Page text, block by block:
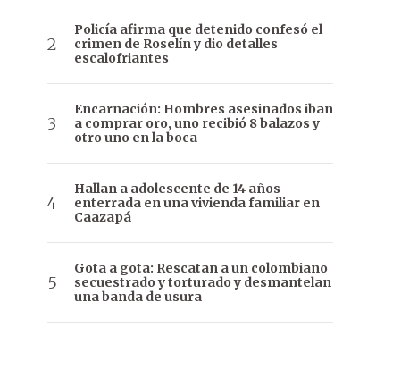
Policía afirma que detenido confesó el
crimen de Roselín y dio detalles
escalofriantes
Encarnación: Hombres asesinados iban
a comprar oro, uno recibió 8 balazos y
otro uno en la boca
Hallan a adolescente de 14 años
enterrada en una vivienda familiar en
Caazapá
Gota a gota: Rescatan a un colombiano
secuestrado y torturado y desmantelan
una banda de usura